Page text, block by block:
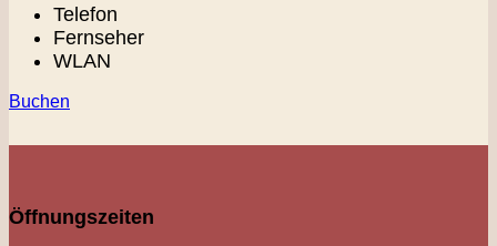
Telefon
Fernseher
WLAN
Buchen
Öffnungszeiten